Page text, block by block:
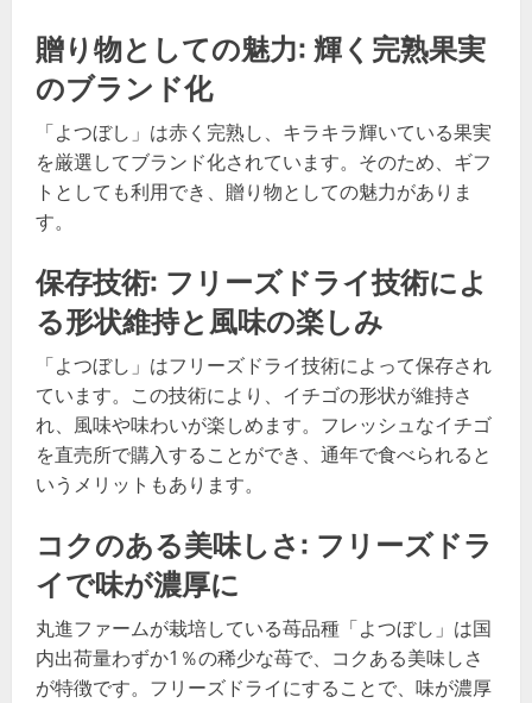
贈り物としての魅力: 輝く完熟果実
のブランド化
「よつぼし」は赤く完熟し、キラキラ輝いている果実
を厳選してブランド化されています。そのため、ギフ
トとしても利用でき、贈り物としての魅力がありま
す。
保存技術: フリーズドライ技術によ
る形状維持と風味の楽しみ
「よつぼし」はフリーズドライ技術によって保存され
ています。この技術により、イチゴの形状が維持さ
れ、風味や味わいが楽しめます。フレッシュなイチゴ
を直売所で購入することができ、通年で食べられると
いうメリットもあります。
コクのある美味しさ: フリーズドラ
イで味が濃厚に
丸進ファームが栽培している苺品種「よつぼし」は国
内出荷量わずか1％の稀少な苺で、コクある美味しさ
が特徴です。フリーズドライにすることで、味が濃厚